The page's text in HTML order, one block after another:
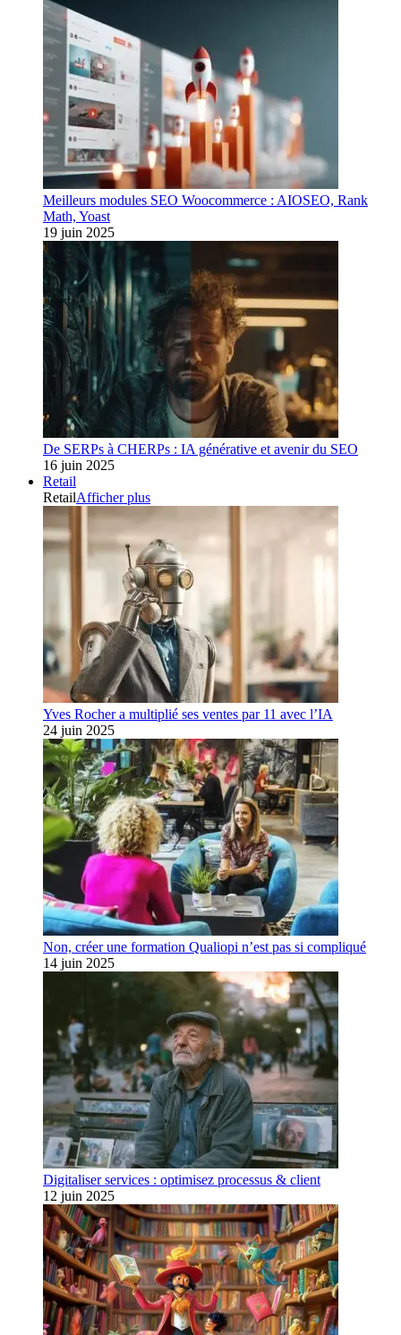
Meilleurs modules SEO Woocommerce : AIOSEO, Rank
Math, Yoast
19 juin 2025
De SERPs à CHERPs : IA générative et avenir du SEO
16 juin 2025
Retail
RetailAfficher plus
Yves Rocher a multiplié ses ventes par 11 avec l’IA
24 juin 2025
Non, créer une formation Qualiopi n’est pas si compliqué
14 juin 2025
Digitaliser services : optimisez processus & client
12 juin 2025